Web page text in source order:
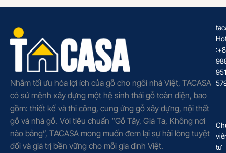
Nhằm tối ưu hóa lợi ích của gỗ cho ngôi nhà Việt, TACASA
có sứ mệnh xây dựng một hệ sinh thái gỗ toàn diện, bao
gồm: thiết kế và thi công, cung ứng gỗ xây dựng, nội thất
gỗ và nhà gỗ. Với tiêu chuẩn “Gỗ Tây, Giá Ta, Không nơi
nào bằng”, TACASA mong muốn đem lại sự hài lòng tuyệt
đối và giá trị bền vững cho mỗi gia đình Việt.
951
tư